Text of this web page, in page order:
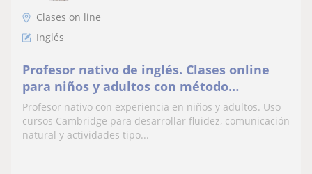
Clases on line
Inglés
Profesor nativo de inglés. Clases online
para niños y adultos con método
comunicativo e inmersivo
Profesor nativo con experiencia en niños y adultos. Uso
cursos Cambridge para desarrollar fluidez, comunicación
natural y actividades tipo...